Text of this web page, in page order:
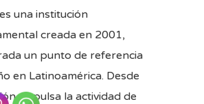
una institución
creada en 2001,
un punto de referencia
en Latinoamérica. Desde
impulsa la actividad de